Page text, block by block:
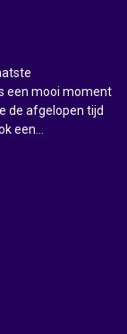
een mooi moment
de afgelopen tijd
een…